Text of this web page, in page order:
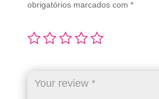
obrigatórios marcados com *